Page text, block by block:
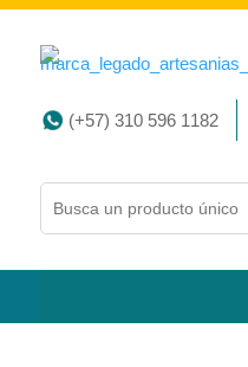
(+57) 310 596 1182